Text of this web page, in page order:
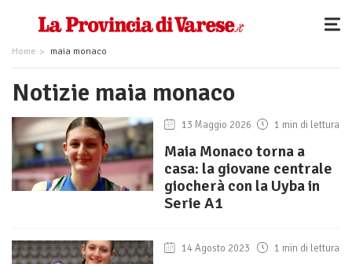
Home maia monaco
Notizie maia monaco
13 Maggio 2026 1 min di lettura
Maia Monaco torna a
casa: la giovane centrale
giocherà con la Uyba in
Serie A1
14 Agosto 2023 1 min di lettura